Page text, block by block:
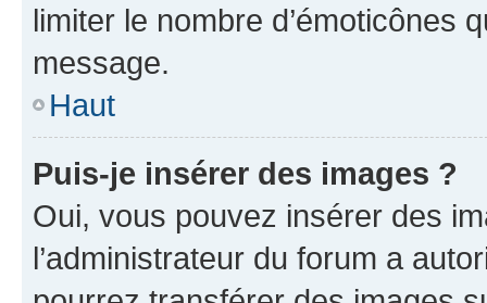
limiter le nombre d’émoticônes
message.
Haut
Puis-je insérer des images ?
Oui, vous pouvez insérer des
l’administrateur du forum a